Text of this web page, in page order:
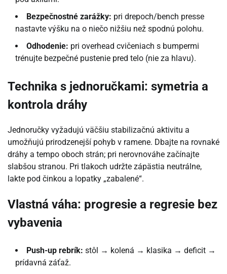
Bezpečnostné zarážky: pri drepoch/bench presse
nastavte výšku na o niečo nižšiu než spodnú polohu.
Odhodenie: pri overhead cvičeniach s bumpermi
trénujte bezpečné pustenie pred telo (nie za hlavu).
Technika s jednoručkami: symetria a
kontrola dráhy
Jednoručky vyžadujú väčšiu stabilizačnú aktivitu a
umožňujú prirodzenejší pohyb v ramene. Dbajte na rovnaké
dráhy a tempo oboch strán; pri nerovnováhe začínajte
slabšou stranou. Pri tlakoch udržte zápästia neutrálne,
lakte pod činkou a lopatky „zabalené“.
Vlastná váha: progresie a regresie bez
vybavenia
Push-up rebrík: stôl → kolená → klasika → deficit →
prídavná záťaž.